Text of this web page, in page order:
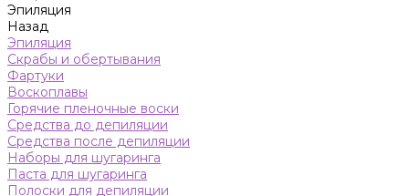
Эпиляция
Назад
Эпиляция
Скрабы и обертывания
Фартуки
Воскоплавы
Горячие пленочные воски
Средства до депиляции
Средства после депиляции
Наборы для шугаринга
Паста для шугаринга
Полоски для депиляции